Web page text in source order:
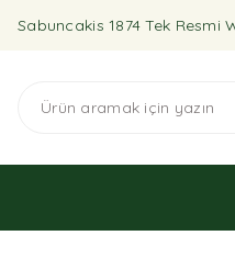
Sabuncakis 1874 Tek Resmi